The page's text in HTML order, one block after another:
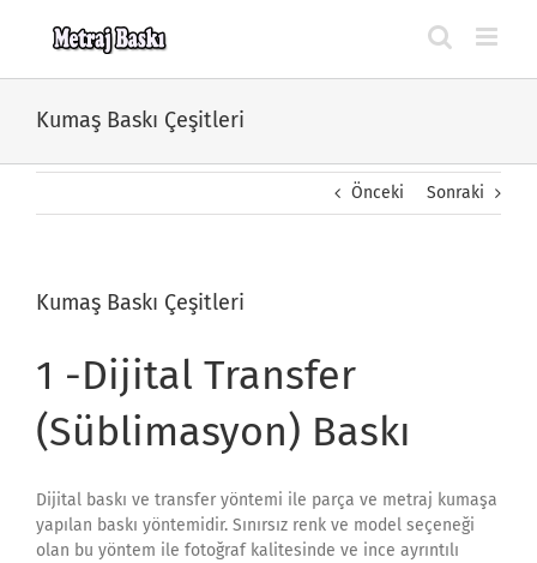
Kumaş Baskı Çeşitleri
Önceki Sonraki
Kumaş Baskı Çeşitleri
1 -Dijital Transfer
(Süblimasyon) Baskı
Dijital baskı ve transfer yöntemi ile parça ve metraj kumaşa
yapılan baskı yöntemidir. Sınırsız renk ve model seçeneği
olan bu yöntem ile fotoğraf kalitesinde ve ince ayrıntılı